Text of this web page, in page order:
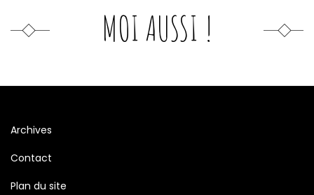
MOI AUSSI !
Archives
Contact
Plan du site